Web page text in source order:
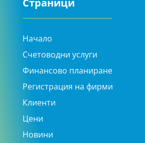
Страници
Начало
Счетоводни услуги
Финансово планиране
Регистрация на фирми
Клиенти
Цени
Новини